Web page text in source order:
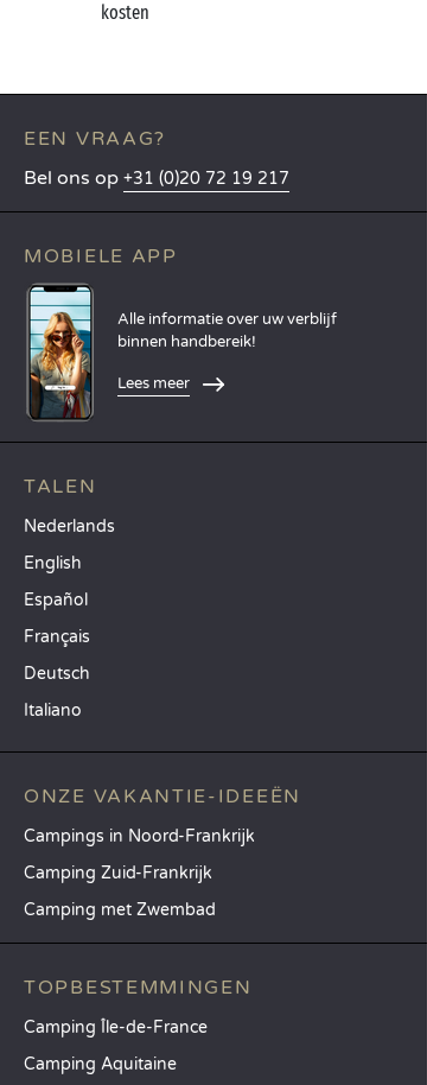
kosten
EEN VRAAG?
Bel ons op +31 (0)20 72 19 217
MOBIELE APP
Alle informatie over uw verblijf
binnen handbereik!
Lees meer
TALEN
Nederlands
English
Español
Français
Deutsch
Italiano
ONZE VAKANTIE-IDEEËN
Campings in Noord-Frankrijk
Camping Zuid-Frankrijk
Camping met Zwembad
TOPBESTEMMINGEN
Camping Île-de-France
Camping Aquitaine